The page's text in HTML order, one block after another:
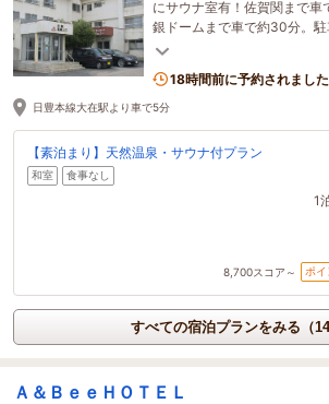
にサウナ室有！佐賀関まで
銀ドームまで車で約30分。
屋根付き駐車場あり！個別空
18時間前に予約されました
日豊本線大在駅より車で5分
【素泊まり】天然温泉・サウナ付プラン
和室 食事なし
1
8,700スコア～ ポイ
すべての宿泊プランをみる（14
Ａ＆ＢｅｅＨＯＴＥＬ